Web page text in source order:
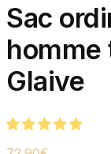
Sac
homme
Glaive